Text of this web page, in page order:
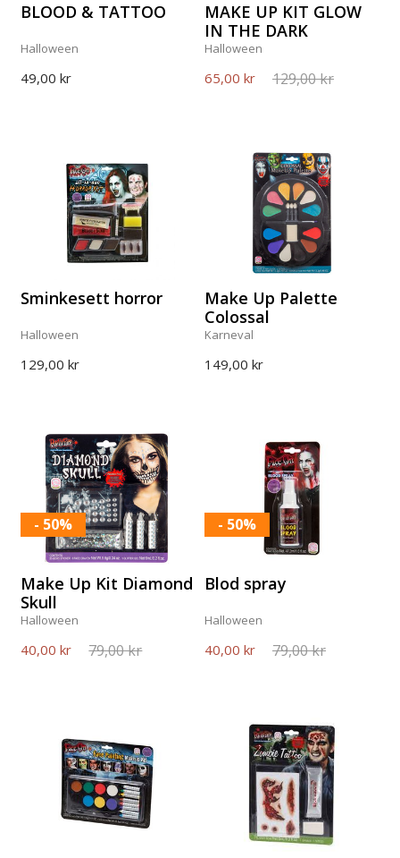
BLOOD & TATTOO
Halloween
49,00 kr
MAKE UP KIT GLOW
IN THE DARK
Halloween
65,00 kr 129,00 kr
Sminkesett horror
Halloween
129,00 kr
Make Up Palette
Colossal
Karneval
149,00 kr
Make Up Kit Diamond
Skull
Halloween
40,00 kr 79,00 kr
- 50%
Blod spray
Halloween
40,00 kr 79,00 kr
- 50%